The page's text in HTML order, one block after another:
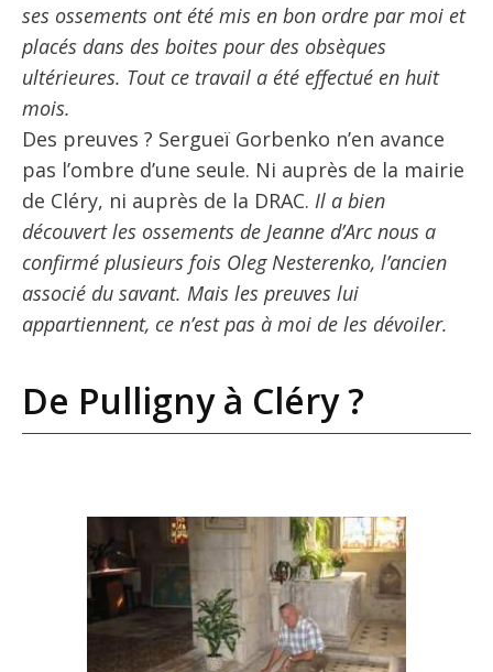
ses ossements ont été mis en bon ordre par moi et
placés dans des boites pour des obsèques
ultérieures. Tout ce travail a été effectué en huit
mois.
Des preuves ? Sergueï Gorbenko n’en avance
pas l’ombre d’une seule. Ni auprès de la mairie
de Cléry, ni auprès de la DRAC. Il a bien
découvert les ossements de Jeanne d’Arc nous a
confirmé plusieurs fois Oleg Nesterenko, l’ancien
associé du savant. Mais les preuves lui
appartiennent, ce n’est pas à moi de les dévoiler.
De Pulligny à Cléry ?